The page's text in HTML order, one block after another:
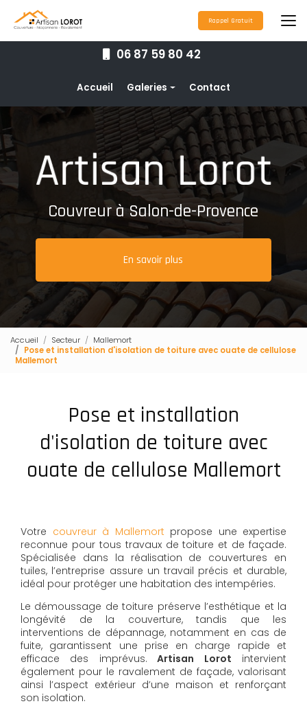
contenu
principal
06 87 59 80 42
Accueil Galeries
Couverture
Nettoyage toiture
Ravalement de façade
Étanchéité toiture
Maçonnerie
Pose de gouttières
Contact
Rappel Gratuit
Couvreur à Salon-de-Provence
En savoir plus
Accueil Secteur
Mallemort
Pose et installation d'isolation de toiture avec ouate de cellulose
Mallemort
Pose et installation
d'isolation de toiture avec
ouate de cellulose Mallemort
Votre couvreur à Mallemort propose une expertise
reconnue pour tous travaux de toiture et de façade.
Spécialisée dans la réalisation de couvertures en
tuiles, l’entreprise assure un travail précis et durable,
idéal pour protéger une habitation des intempéries.
Le démoussage de toiture préserve l’esthétique et la
longévité de la couverture, tandis que les
interventions de dépannage, notamment en cas de
fuite, garantissent une prise en charge rapide et
efficace des imprévus. Artisan Lorot intervient
également pour le ravalement de façade, valorisant
ainsi l’aspect extérieur d’une maison et renforçant
son isolation.